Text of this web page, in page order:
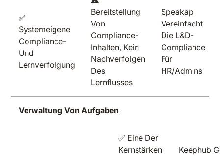
✅
Systemeigene
Compliance-
Und
Lernverfolgung
Bereitstellung
Von
Compliance-
Inhalten, Kein
Nachverfolgen
Des
Lernflusses
Speakap
Vereinfacht
Die L&D-
Compliance
Für
HR/Admins
Verwaltung Von Aufgaben
✅ Eine Der
Kernstärken
Keephub